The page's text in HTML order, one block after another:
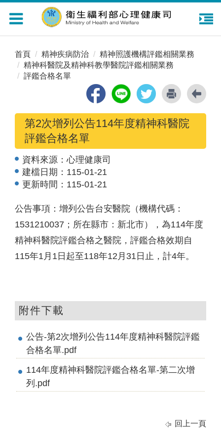
Toggle
navigation
首頁 精神疾病防治
精神照護機構評鑑相關業務
精神科醫院及精神科教學醫院評鑑相關業務
評鑑合格名單
第2次增列公告114年度精神科醫院
評鑑合格名單
資料來源：心理健康司
建檔日期： 115-01-21
更新時間： 115-01-21
公告事項：增列公告台安醫院（機構代碼：
1531210037；所在縣市：新北市），為114年度
精神科醫院評鑑合格之醫院，評鑑合格效期自
115年1月1日起至118年12月31日止，計4年。
附件下載
公告-第2次增列公告114年度精神科醫院評鑑
合格名單.pdf
114年度精神科醫院評鑑合格名單-第二次增
列.pdf
回上一頁